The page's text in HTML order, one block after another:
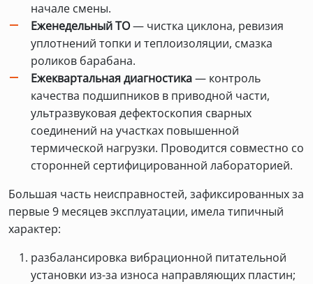
начале смены.
Еженедельный ТО— чистка циклона, ревизия
уплотнений топки и теплоизоляции, смазка
роликов барабана.
Ежеквартальная диагностика— контроль
качества подшипников в приводной части,
ультразвуковая дефектоскопия сварных
соединений на участках повышенной
термической нагрузки. Проводится совместно со
сторонней сертифицированной лабораторией.
Большая часть неисправностей, зафиксированных за
первые 9 месяцев эксплуатации, имела типичный
характер:
разбалансировка вибрационной питательной
установки из-за износа направляющих пластин;